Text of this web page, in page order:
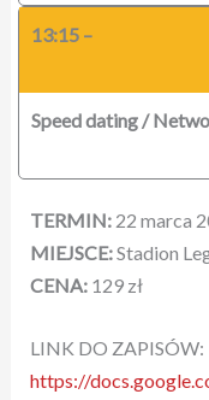
13:15 –
Speed dating /
TERMIN:22 marca
MIEJSCE:Stadion
CENA:129 zł
LINK DO ZAPISÓW:
https://